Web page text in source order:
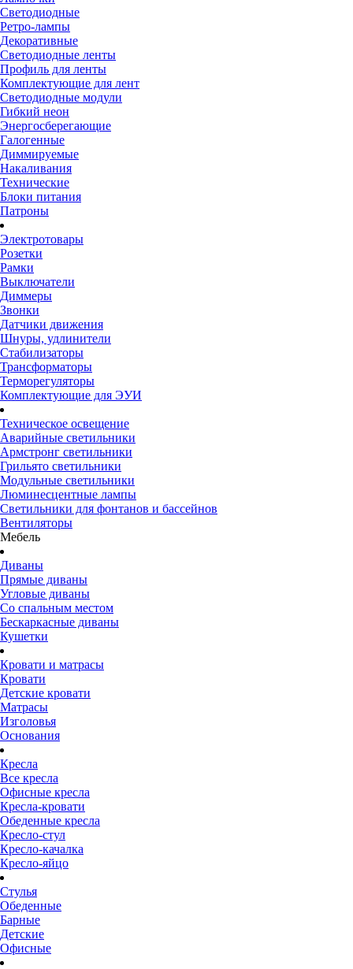
Светодиодные
Ретро-лампы
Декоративные
Светодиодные ленты
Профиль для ленты
Комплектующие для лент
Светодиодные модули
Гибкий неон
Энергосберегающие
Галогенные
Диммируемые
Накаливания
Технические
Блоки питания
Патроны
Электротовары
Розетки
Рамки
Выключатели
Диммеры
Звонки
Датчики движения
Шнуры, удлинители
Стабилизаторы
Трансформаторы
Терморегуляторы
Комплектующие для ЭУИ
Техническое освещение
Аварийные светильники
Армстронг светильники
Грильято светильники
Модульные светильники
Люминесцентные лампы
Светильники для фонтанов и бассейнов
Вентиляторы
Мебель
Диваны
Прямые диваны
Угловые диваны
Со спальным местом
Бескаркасные диваны
Кушетки
Кровати и матрасы
Кровати
Детские кровати
Матрасы
Изголовья
Основания
Кресла
Все кресла
Офисные кресла
Кресла-кровати
Обеденные кресла
Кресло-стул
Кресло-качалка
Кресло-яйцо
Стулья
Обеденные
Барные
Детские
Офисные